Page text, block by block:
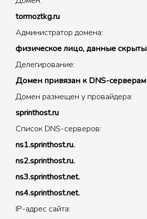
tormoztkg.ru
Администратор домена:
физическое лицо, данные скрыты
Делегирование:
Домен привязан к DNS-серверам
Домен размещен у провайдера:
sprinthost.ru
Список DNS-серверов:
ns1.sprinthost.ru.
ns2.sprinthost.ru.
ns3.sprinthost.net.
ns4.sprinthost.net.
IP-адрес сайта: